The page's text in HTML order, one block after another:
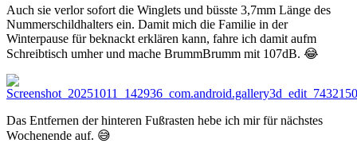
Auch sie verlor sofort die Winglets und büsste 3,7mm Länge des
Nummerschildhalters ein. Damit mich die Familie in der
Winterpause für beknackt erklären kann, fahre ich damit aufm
Schreibtisch umher und mache BrummBrumm mit 107dB. 😂
Das Entfernen der hinteren Fußrasten hebe ich mir für nächstes
Wochenende auf. 😅